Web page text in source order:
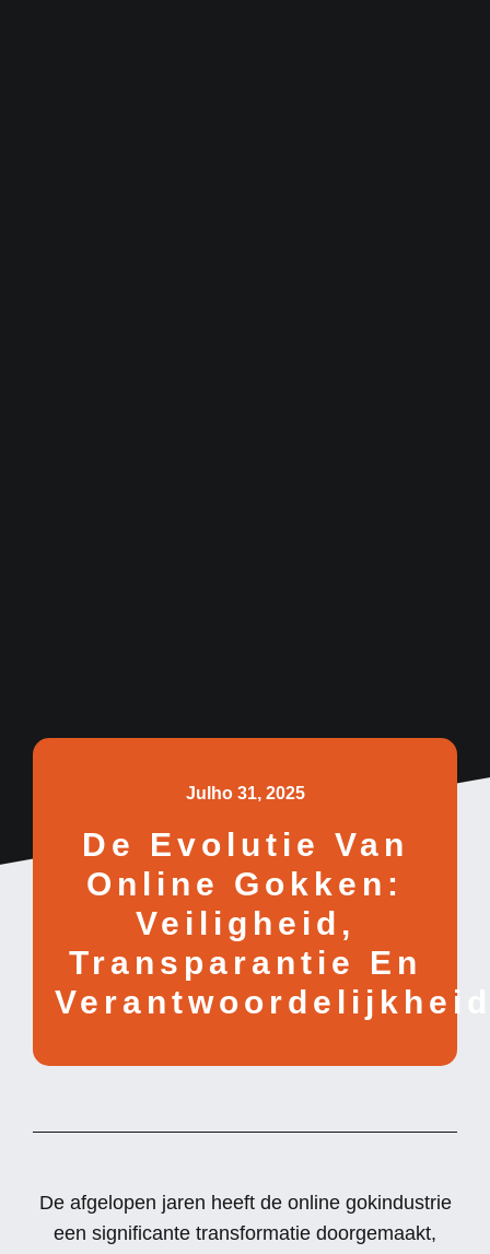
Julho 31, 2025
De Evolutie Van
Online Gokken:
Veiligheid,
Transparantie En
De afgelopen jaren heeft de online gokindustrie
een significante transformatie doorgemaakt,